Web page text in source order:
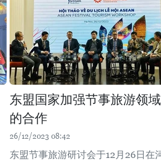
东盟国家加强节事旅游领域
的合作
26/12/2023 08:42
东盟节事旅游研讨会于12月26日在